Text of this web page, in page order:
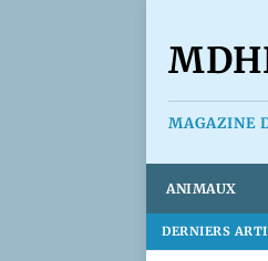
MAGAZINE
ANIMAUX
DERNIERS